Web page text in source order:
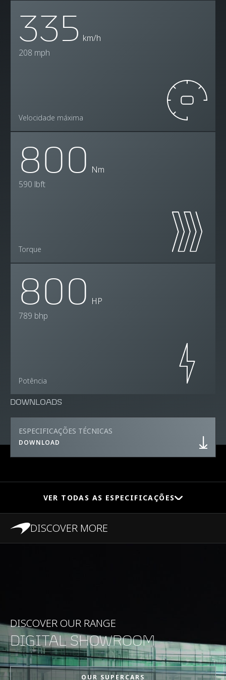
335 km/h
208 mph
Velocidade máxima
800 Nm
590 lbft
Torque
800 HP
789 bhp
Potência
DOWNLOADS
ESPECIFICAÇÕES TÉCNICAS
DOWNLOAD
VER TODAS AS ESPECIFICAÇÕES
0-100kph (62mph) 2.8 segundos
0-200kph (124mph) 6.8 segundos
DISCOVER MORE
DISCOVER OUR RANGE
DIGITAL SHOWROOM
OUR SUPERCARS